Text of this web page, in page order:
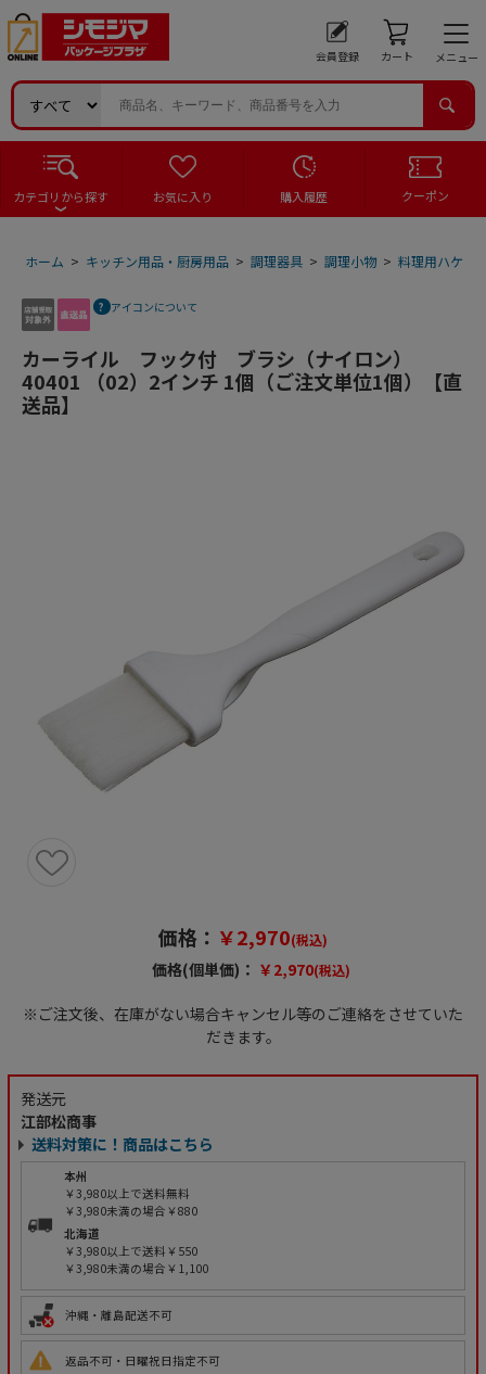
会員登録 カート メニュー
カテゴリから探す お気に入り 購入履歴 クーポン
ホーム > キッチン用品・厨房用品 > 調理器具 > 調理小物 > 料理用ハケ
アイコンについて
カーライル フック付 ブラシ（ナイロン）
40401 （02）2インチ 1個（ご注文単位1個）【直
送品】
価格： ￥2,970(税込)
価格(個単価)： ￥2,970(税込)
※ご注文後、在庫がない場合キャンセル等のご連絡をさせていた
だきます。
発送元
江部松商事
送料対策に！商品はこちら
本州
￥3,980以上で送料無料
￥3,980未満の場合￥880
北海道
￥3,980以上で送料￥550
￥3,980未満の場合￥1,100
沖縄・離島配送不可
返品不可・日曜祝日指定不可